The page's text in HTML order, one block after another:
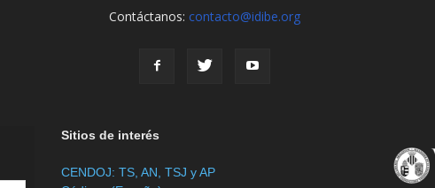
Contáctanos: contacto@idibe.org
Sitios de interés
CENDOJ: TS, AN, TSJ y AP